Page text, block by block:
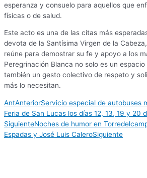
esperanza y consuelo para aquellos que
físicas o de salud.
Este acto es una de las citas más
devota de la Santísima Virgen de la
reúne para demostrar su fe y apoyo a los
Peregrinación Blanca no solo es un
también un gesto colectivo de respeto y
más lo necesitan.
AntAnteriorServicio especial de autobuses
Feria de San Lucas los días 12, 13, 19 y 20
SiguienteNoches de humor en
Espadas y José Luis CaleroSiguiente